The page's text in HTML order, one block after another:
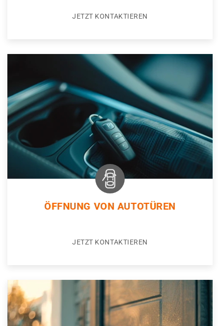
JETZT KONTAKTIEREN
ÖFFNUNG VON AUTOTÜREN
JETZT KONTAKTIEREN